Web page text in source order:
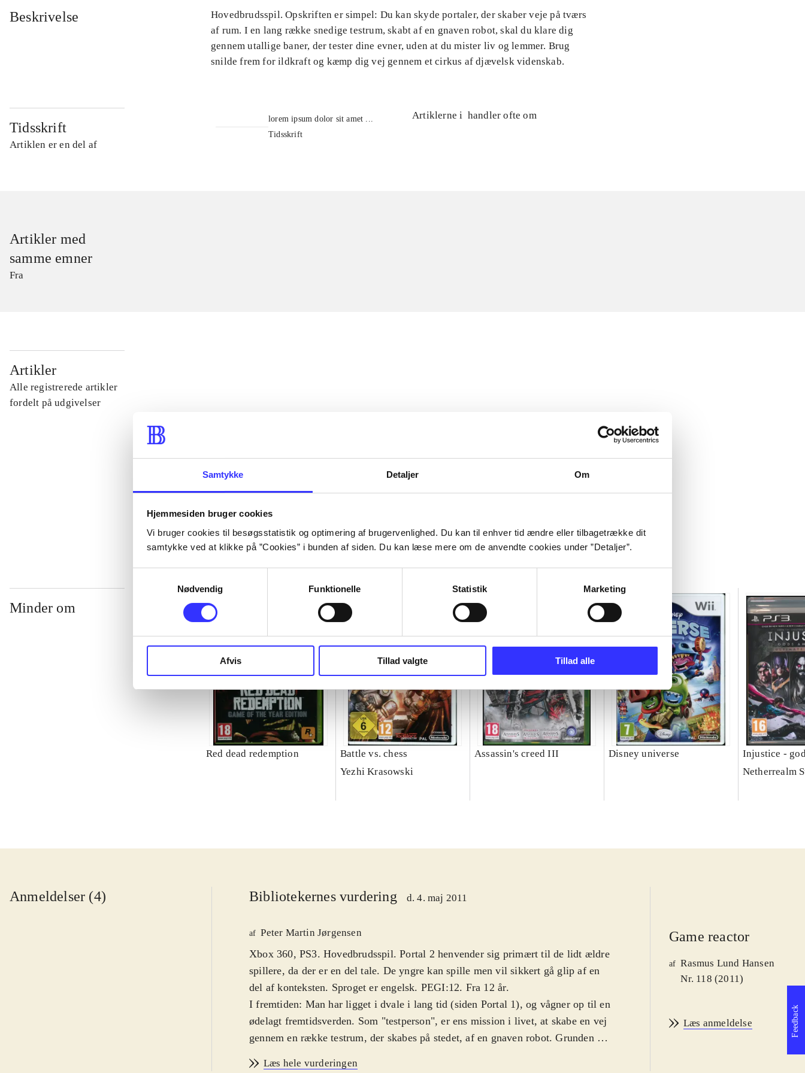
Samtykke Detaljer Om
Hjemmesiden bruger cookies
Vi bruger cookies til besøgsstatistik og optimering af brugervenlighed. Du kan til enhver tid ændre eller tilbagetrække dit
samtykke ved at klikke på ”Cookies” i bunden af siden. Du kan læse mere om de anvendte cookies under ”Detaljer”.
Nødvendig
Funktionelle Statistik Marketing
Afvis Tillad valgte Tillad alle
Beskrivelse
Hovedbrudsspil. Opskriften er simpel: Du kan skyde portaler, der skaber veje på tværs
af rum. I en lang række snedige testrum, skabt af en gnaven robot, skal du klare dig
gennem utallige baner, der tester dine evner, uden at du mister liv og lemmer. Brug
snilde frem for ildkraft og kæmp dig vej gennem et cirkus af djævelsk videnskab.
Tidsskrift
Artiklen er en del af
lorem ipsum dolor sit amet ...
Tidsskrift
Artiklerne i handler ofte om
Artikler med
samme emner
Fra
Artikler
Alle registrerede artikler
fordelt på udgivelser
...
...
Minder om
Red dead redemption
Battle vs. chess
Yezhi Krasowski
Assassin's creed III Disney universe
Injustice -
Netherrealm
Anmeldelser (4) Bibliotekernes vurdering d. 4. maj 2011
af Peter Martin Jørgensen
Xbox 360, PS3. Hovedbrudsspil. Portal 2 henvender sig primært til de lidt ældre
spillere, da der er en del tale. De yngre kan spille men vil sikkert gå glip af en
del af konteksten. Sproget er engelsk. PEGI:12. Fra 12 år.
I fremtiden: Man har ligget i dvale i lang tid (siden Portal 1), og vågner op til en
ødelagt fremtidsverden. Som "testperson", er ens mission i livet, at skabe en vej
gennem en række testrum, der skabes på stedet, af en gnaven robot. Grunden til
Læs hele vurderingen
Game reactor
af Rasmus Lund Hansen
Nr. 118 (2011)
Læs anmeldelse Feedback